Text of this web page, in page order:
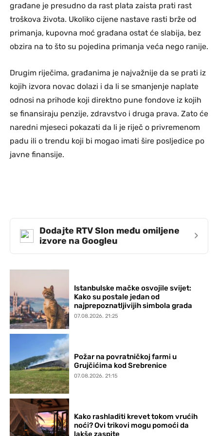
građane je presudno da rast plata zaista prati rast
troškova života. Ukoliko cijene nastave rasti brže od
primanja, kupovna moć građana ostat će slabija, bez
obzira na to što su pojedina primanja veća nego ranije.
Drugim riječima, građanima je najvažnije da se prati iz
kojih izvora novac dolazi i da li se smanjenje naplate
odnosi na prihode koji direktno pune fondove iz kojih
se finansiraju penzije, zdravstvo i druga prava. Zato će
naredni mjeseci pokazati da li je riječ o privremenom
padu ili o trendu koji bi mogao imati šire posljedice po
javne finansije.
Dodajte RTV Slon među omiljene
izvore na Googleu
›
Istanbulske mačke osvojile svijet:
Kako su postale jedan od
najprepoznatljivijih simbola grada
07.08.2026. 21:25
Požar na povratničkoj farmi u
Grujčićima kod Srebrenice
07.08.2026. 21:15
Kako rashladiti krevet tokom vrućih
noći? Ovi trikovi mogu pomoći da
lakše zaspite